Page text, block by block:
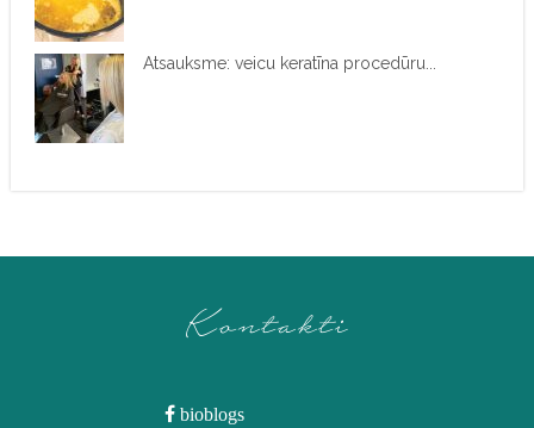
Atsauksme: veicu keratīna procedūru...
Kontakti
bioblogs